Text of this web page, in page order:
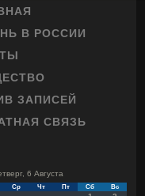
В РОССИИ
ЗАПИСЕЙ
СВЯЗЬ
6 Августа
Ср Чт Пт Сб Вс